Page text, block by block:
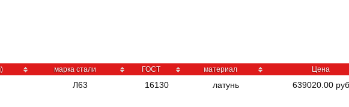
марка стали ГОСТ материал Цена
Л63 16130 латунь 639020.00